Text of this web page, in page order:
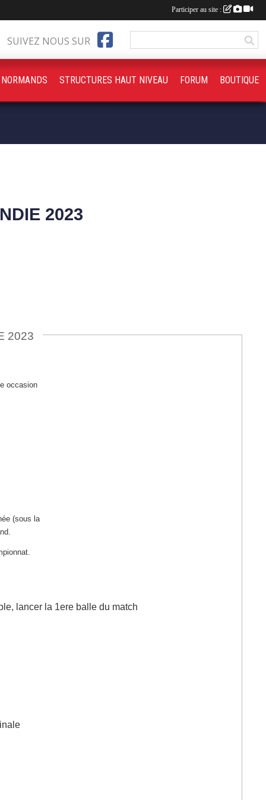
2023
2023
occasion
(sous la
lancer la 1ere balle du match
SUIVEZ NOUS SUR
STRUCTURES HAUT NIVEAU FORUM BOUTIQUE
Participer au site :